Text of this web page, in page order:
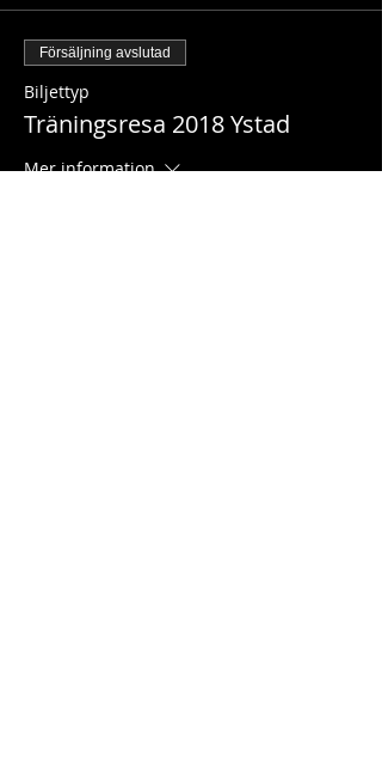
Försäljning avslutad
Biljettyp
Träningsresa 2018 Ystad
Mer information